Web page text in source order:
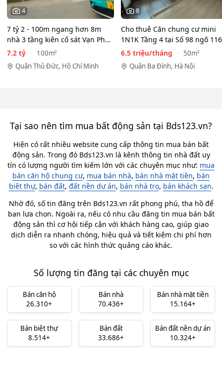
4
7 tỷ 2 - 100m ngang hơn 8m
nhà 3 tầng kiên cố sát Vạn Phúc
City - HẺM XE HƠI…
7.2 tỷ
100m²
Quận Thủ Đức, Hồ Chí Minh
8
Cho thuê Căn chung cư mini
1N1K Tầng 4 tại Số 98 ngõ 116
Phan Kế Bính, Ba Đình.…
6.5 triệu/tháng
50m²
Quận Ba Đình, Hà Nội
Tại sao nên tìm mua bất động sản tại Bds123.vn?
Hiện có rất nhiều website cung cấp thông tin mua bán bất
động sản. Trong đó Bds123.vn là kênh thông tin nhà đất uy
tín có lượng người tìm kiếm lớn với các chuyên mục như: mua
bán căn hộ chung cư, mua bán nhà, bán nhà mặt tiền, bán
biệt thự, bán đất, đất nền dự án, bán nhà trọ, bán khách sạn.
Nhờ đó, số tin đăng trên Bds123.vn rất phong phú, tha hồ để
bạn lựa chọn. Ngoài ra, nếu có nhu cầu đăng tin mua bán bất
động sản thì cơ hội tiếp cận với khách hàng cao, giúp giao
dịch diễn ra nhanh chóng, hiệu quả và tiết kiệm chi phí hơn
so với các hình thức quảng cáo khác.
Số lượng tin đăng tại các chuyên mục
Bán căn hộ
26.310+
Bán nhà
70.436+
Bán nhà mặt tiền
15.164+
Bán biệt thự
8.514+
Bán đất
33.686+
Bán đất nền dự án
10.324+